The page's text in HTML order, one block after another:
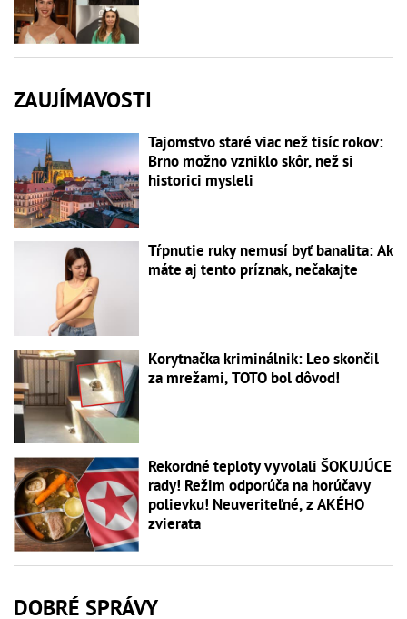
ZAUJÍMAVOSTI
Tajomstvo staré viac než tisíc rokov:
Brno možno vzniklo skôr, než si
historici mysleli
Tŕpnutie ruky nemusí byť banalita: Ak
máte aj tento príznak, nečakajte
Korytnačka kriminálnik: Leo skončil
za mrežami, TOTO bol dôvod!
Rekordné teploty vyvolali ŠOKUJÚCE
rady! Režim odporúča na horúčavy
polievku! Neuveriteľné, z AKÉHO
zvierata
DOBRÉ SPRÁVY